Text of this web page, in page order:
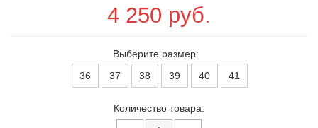
4 250 руб.
Выберите размер:
36
37 38 39 40 41
Количество товара: